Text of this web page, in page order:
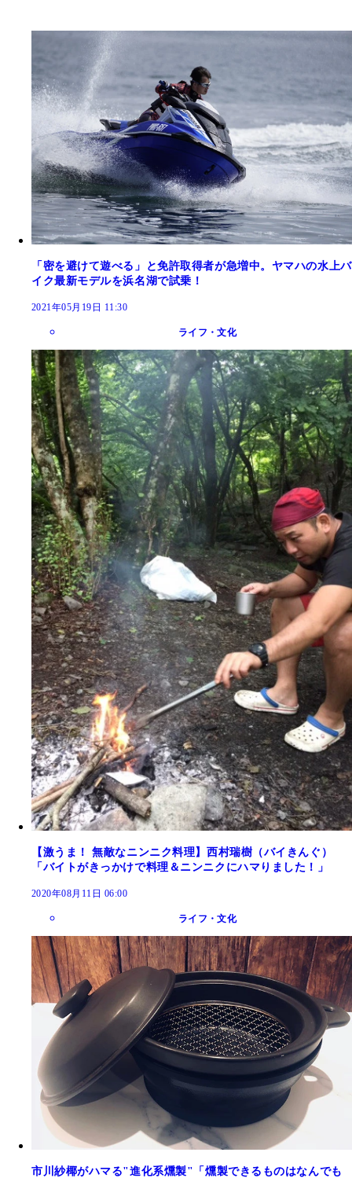
「密を避けて遊べる」と免許取得者が急増中。ヤマハの水上バ
イク最新モデルを浜名湖で試乗！
2021年05月19日 11:30
ライフ・文化
【激うま！ 無敵なニンニク料理】西村瑞樹（バイきんぐ）
「バイトがきっかけで料理＆ニンニクにハマりました！」
2020年08月11日 06:00
ライフ・文化
市川紗椰がハマる"進化系燻製"「燻製できるものはなんでも